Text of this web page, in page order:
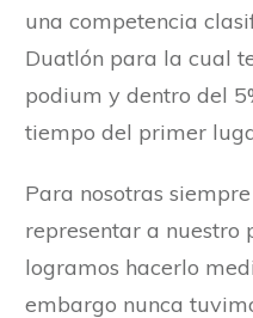
una competencia
Duatlón para la cual
podium y dentro del
tiempo del primer
Para nosotras
representar a nuestro
logramos hacerlo
embargo nunca